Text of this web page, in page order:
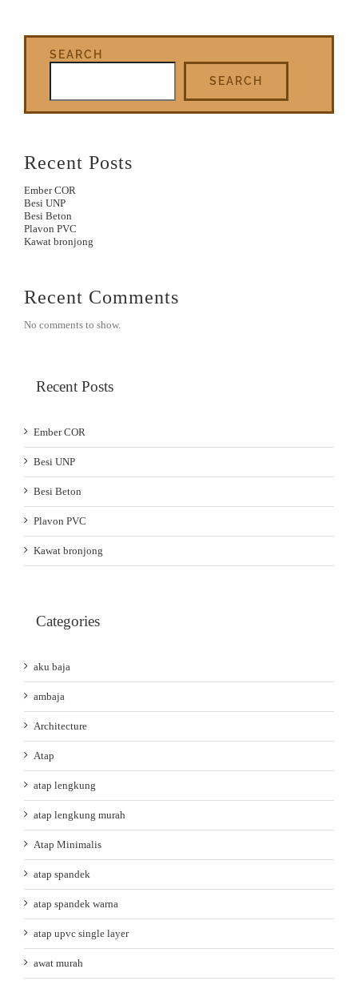
SEARCH
SEARCH
Recent Posts
Ember COR
Besi UNP
Besi Beton
Plavon PVC
Kawat bronjong
Recent Comments
No comments to show.
Recent Posts
Ember COR
Besi UNP
Besi Beton
Plavon PVC
Kawat bronjong
Categories
aku baja
ambaja
Architecture
Atap
atap lengkung
atap lengkung murah
Atap Minimalis
atap spandek
atap spandek warna
atap upvc single layer
awat murah